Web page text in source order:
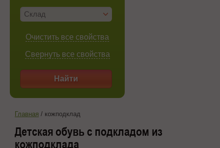
Склад
Очистить все свойства
Свернуть все свойства
Найти
Главная / кожподклад
Детская обувь с подкладом из
кожподклада